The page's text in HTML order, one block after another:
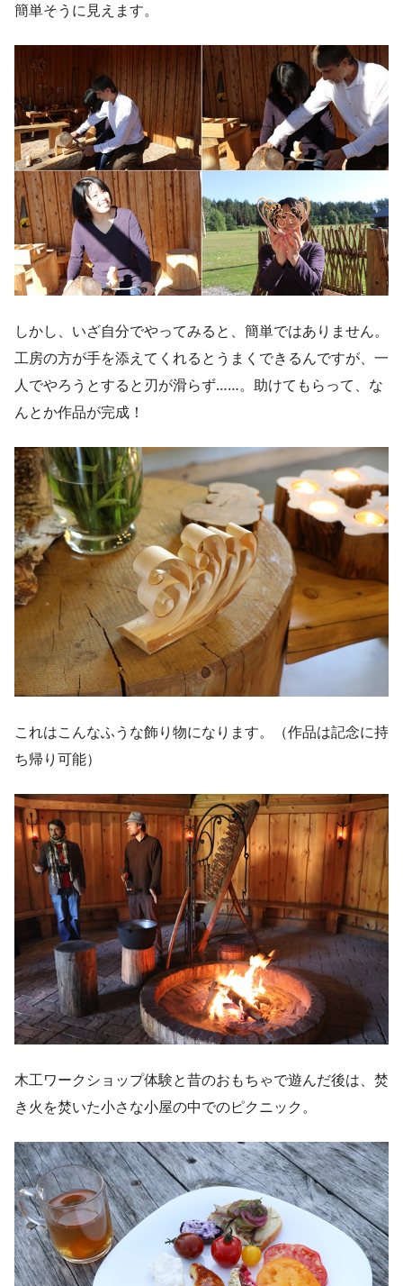
簡単そうに見えます。
しかし、いざ自分でやってみると、簡単ではありません。
工房の方が手を添えてくれるとうまくできるんですが、一
人でやろうとすると刃が滑らず……。助けてもらって、な
んとか作品が完成！
これはこんなふうな飾り物になります。（作品は記念に持
ち帰り可能）
木工ワークショップ体験と昔のおもちゃで遊んだ後は、焚
き火を焚いた小さな小屋の中でのピクニック。